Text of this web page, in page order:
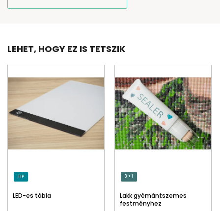
LEHET, HOGY EZ IS TETSZIK
TIP
LED-es tábla
3 + 1
Lakk gyémántszemes
festményhez